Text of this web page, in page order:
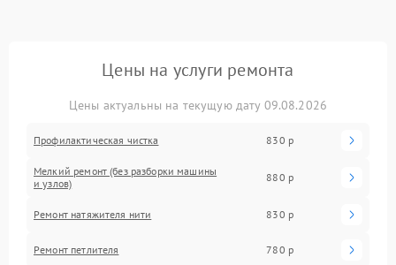
Цены на услуги ремонта
Цены актуальны на текущую дату 09.08.2026
Профилактическая чистка 830 р
Мелкий ремонт (без разборки машины
и узлов)
880 р
Ремонт натяжителя нити 830 р
Ремонт петлителя 780 р